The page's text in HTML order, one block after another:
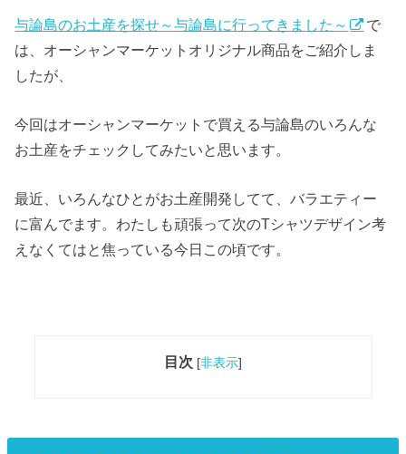
与論島のお土産を探せ～与論島に行ってきました～
で
は、オーシャンマーケットオリジナル商品をご紹介しま
したが、
今回はオーシャンマーケットで買える与論島のいろんな
お土産をチェックしてみたいと思います。
最近、いろんなひとがお土産開発してて、バラエティー
に富んでます。わたしも頑張って次のTシャツデザイン考
えなくてはと焦っている今日この頃です。
目次 [非表示]